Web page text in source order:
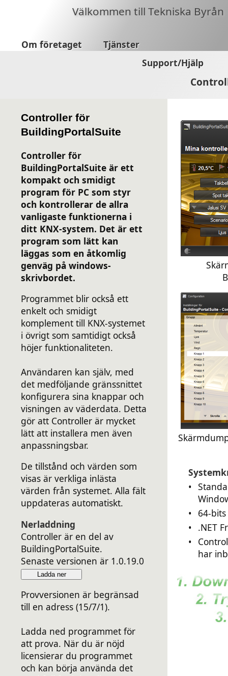
Välkommen till Tekniska Byrån
Om företaget
Tjänster
Support/Hjälp
Controller för
BuildingPortalSuite
Controller för
BuildingPortalSuite är ett
kompakt och smidigt
program för PC som styr
och kontrollerar de allra
vanligaste funktionerna i
ditt KNX-system. Det är ett
program som lätt kan
läggas som en åtkomlig
genväg på windows-
skrivbordet.
Programmet blir också ett
enkelt och smidigt
komplement till KNX-systemet
i övrigt som samtidigt också
höjer funktionaliteten.
Användaren kan själv, med
det medföljande gränssnittet
konfigurera sina knappar och
visningen av väderdata. Detta
gör att Controller är mycket
lätt att installera men även
anpassningsbar.
De tillstånd och värden som
visas är verkliga inlästa
värden från systemet. Alla fält
uppdateras automatiskt.
Nerladdning
Controller är en del av
BuildingPortalSuite.
Senaste versionen är 1.0.19.0
Ladda ner
Provversionen är begränsad
till en adress (15/7/1).
Ladda ned programmet för
att prova. När du är nöjd
licensierar du programmet
och kan börja använda det
•
• 64-
• .NET
•
har